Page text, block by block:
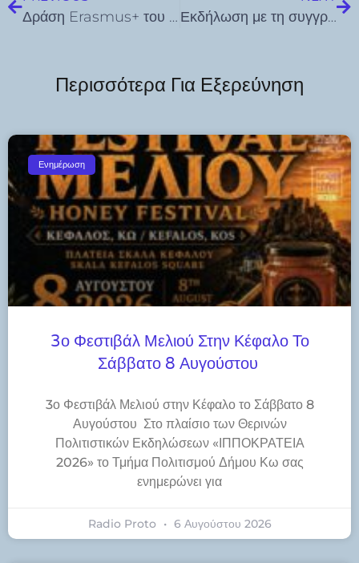
Δράση Erasmus+ του Γυμνασίου Λ.Τ. Χάλκης: Επαγγέλματα που χάνονται – ‘’Let’s not forget, let’s keep alive’’ Εκδήλωση με τη συγγραφέα Ερασμία Μαρία Αγγελίδου στην Δημοτική Βιβλιοθήκη Λέρου Παρασκευή 10 Ιουλίου
Περισσότερα Για Εξερεύνηση
Ενημέρωση
3ο Φεστιβάλ Μελιού Στην Κέφαλο Το
Σάββατο 8 Αυγούστου
3ο Φεστιβάλ Μελιού στην Κέφαλο το Σάββατο 8
Αυγούστου Στο πλαίσιο των Θερινών
Πολιτιστικών Εκδηλώσεων «ΙΠΠΟΚΡΑΤΕΙΑ
2026» το Τμήμα Πολιτισμού Δήμου Κω σας
ενημερώνει για
Radio Proto 6 Αυγούστου 2026